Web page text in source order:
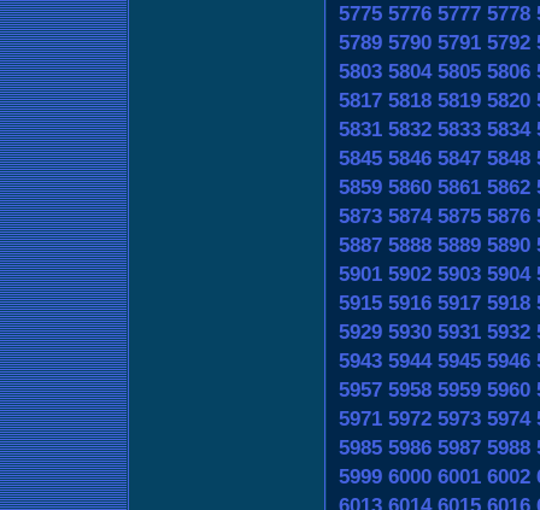
5775 5776 5777 5778
5789 5790 5791 5792
5803 5804 5805 5806
5817 5818 5819 5820
5831 5832 5833 5834
5845 5846 5847 5848
5859 5860 5861 5862
5873 5874 5875 5876
5887 5888 5889 5890
5901 5902 5903 5904
5915 5916 5917 5918
5929 5930 5931 5932
5943 5944 5945 5946
5957 5958 5959 5960
5971 5972 5973 5974
5985 5986 5987 5988
5999 6000 6001 6002
6013 6014 6015 6016